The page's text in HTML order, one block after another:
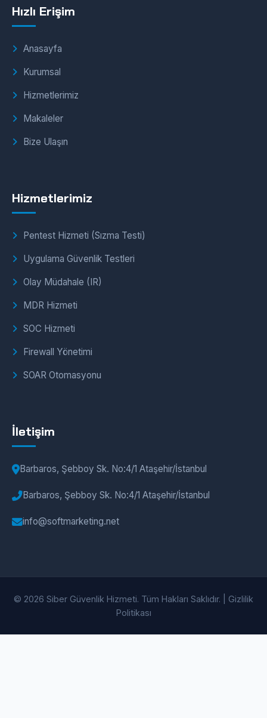
Hızlı Erişim
Anasayfa
Kurumsal
Hizmetlerimiz
Makaleler
Bize Ulaşın
Hizmetlerimiz
Pentest Hizmeti (Sızma Testi)
Uygulama Güvenlik Testleri
Olay Müdahale (IR)
MDR Hizmeti
SOC Hizmeti
Firewall Yönetimi
SOAR Otomasyonu
İletişim
Barbaros, Şebboy Sk. No:4/1 Ataşehir/İstanbul
Barbaros, Şebboy Sk. No:4/1 Ataşehir/İstanbul
info@softmarketing.net
© 2026 Siber Güvenlik Hizmeti. Tüm Hakları Saklıdır. | Gizlilik
Politikası